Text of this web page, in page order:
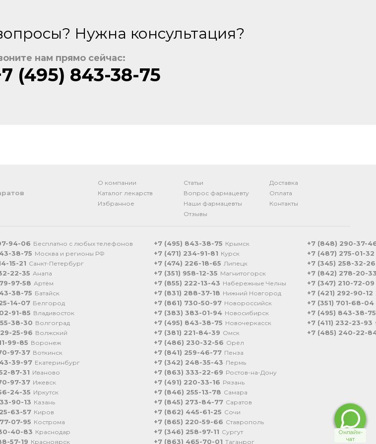
Нужна консультация?
нам прямо сейчас:
(495) 843-38-75
О компании
Каталог лекарств
Избранное
Статьи
Вопрос фармацевту
Наши фармацевты
Отзывы
Доставка
Оплата
Контакты
94-06 Бесплатно с любых телефонов
38-75 Москва и регионы РФ
15-21 Санкт-Петербург
22-35 Анапа
97-58 Артём
38-75 Батайск
14-07 Белгород
91-85 Владивосток
38-30 Волгоград
25-96 Волжский
99-85 Воронеж
97-37 Воткинск
39-97 Екатеринбург
87-31 Иваново
97-37 Ижевск
24-35 Иркутск
90-13 Казань
63-57 Киров
07-95 Кострома
40-83 Краснодар
57-19 Красноярск
+7 (495) 843-38-75 Крымск
+7 (471) 234-91-81 Курск
+7 (474) 226-18-65 Липецк
+7 (351) 958-12-35 Магнитогорск
+7 (855) 222-13-43 Набережные Челны
+7 (831) 288-37-18 Нижний Новгород
+7 (861) 730-50-97 Новороссийск
+7 (383) 383-01-94 Новосибирск
+7 (495) 843-38-75 Новочеркасск
+7 (381) 221-84-39 Омск
+7 (486) 230-32-56 Орёл
+7 (841) 259-46-77 Пенза
+7 (342) 248-35-43 Пермь
+7 (863) 333-22-69 Ростов-на-Дону
+7 (491) 220-33-16 Рязань
+7 (846) 255-13-78 Самара
+7 (845) 273-84-77 Саратов
+7 (862) 445-61-25 Сочи
+7 (865) 220-59-66 Ставрополь
+7 (346) 258-97-11 Сургут
+7 (863) 465-70-01 Таганрог
+7 (848) 290-37-
+7 (487) 275-01-32
+7 (345) 258-32-26
+7 (842) 278-20-
+7 (347) 210-72-09
+7 (421) 292-90-12
+7 (351) 701-68-04
+7 (495) 843-38-75
+7 (411) 232-23-93
+7 (485) 240-22-